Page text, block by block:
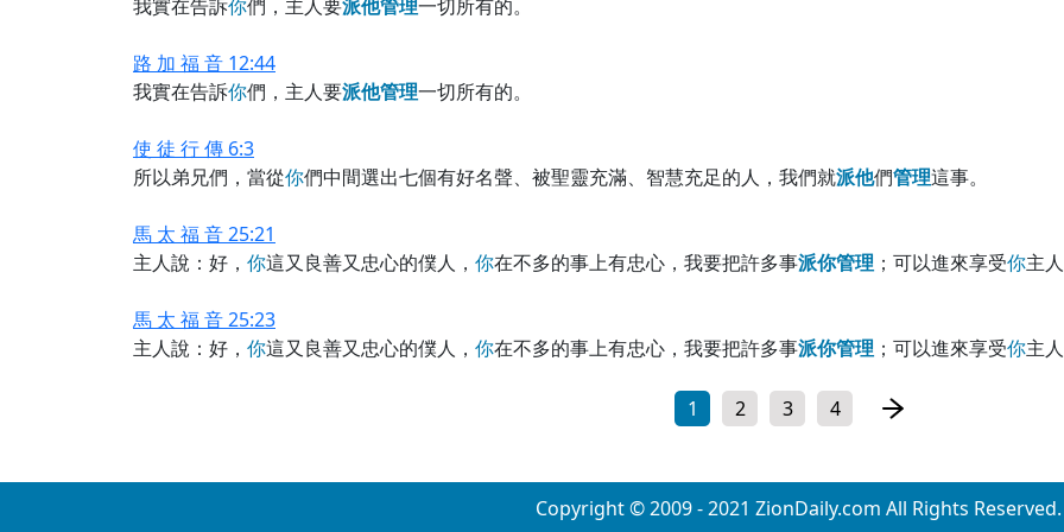
我實在告訴你們，主人要派他管理一切所有的。
路 加 福 音 12:44
我實在告訴你們，主人要派他管理一切所有的。
使 徒 行 傳 6:3
所以弟兄們，當從你們中間選出七個有好名聲、被聖靈充滿、智慧充足的人，我們就派他們管理這事。
馬 太 福 音 25:21
主人說：好， 你這又良善又忠心的僕人， 你在不多的事上有忠心，我要把許多事派你管理 ；可以進來享受你主
馬 太 福 音 25:23
主人說：好， 你這又良善又忠心的僕人， 你在不多的事上有忠心，我要把許多事派你管理 ；可以進來享受你主
1 2 3 4
Copyright © 2009 - 2021 ZionDaily.com All Rights Reserved.